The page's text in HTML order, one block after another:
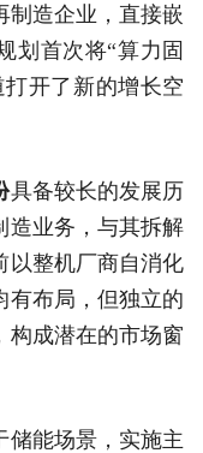
制造企业，直接嵌
划首次将“算力固
开了新的增长空
具备较长的发展历
造业务，与其拆解
以整机厂商自消化
有布局，但独立的
构成潜在的市场窗
储能场景，实施主